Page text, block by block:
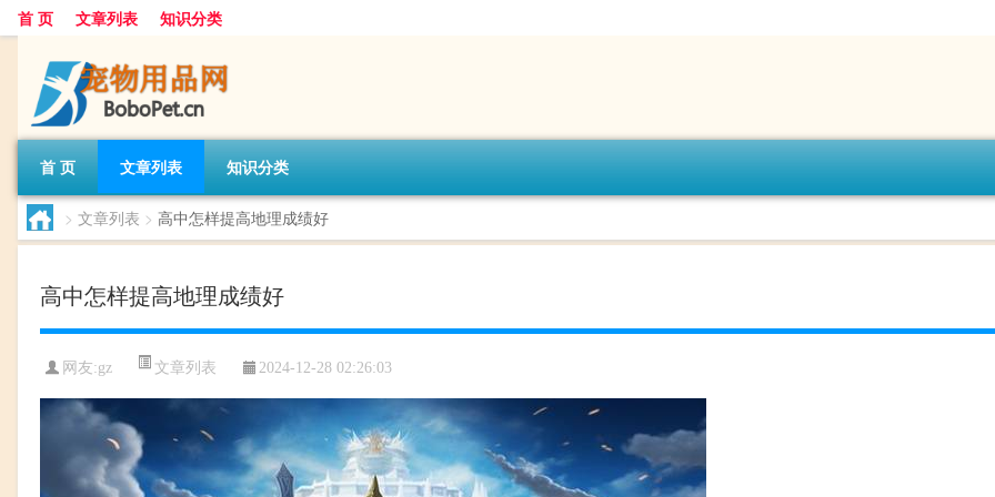
首 页 文章列表 知识分类
首 页 文章列表 知识分类
> 文章列表 > 高中怎样提高地理成绩好
高中怎样提高地理成绩好
网友:gz 文章列表 2024-12-28 02:26:03